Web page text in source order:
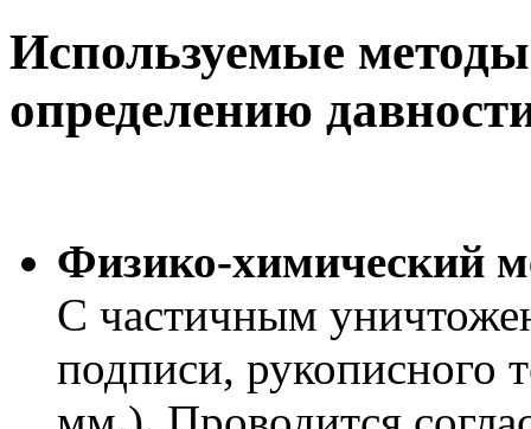
Используемые
определению
Физико-химический
С частичным
подписи, рукописного